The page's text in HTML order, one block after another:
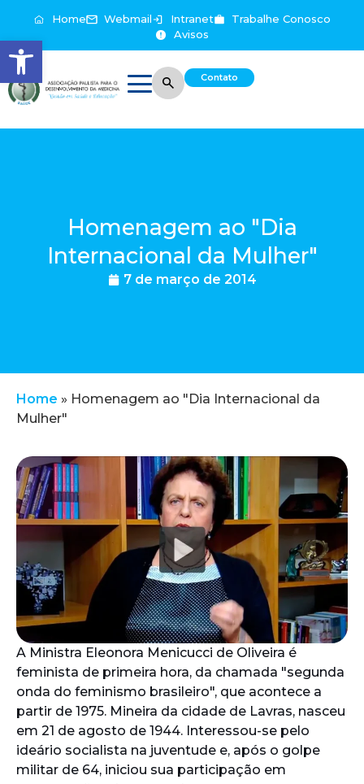
Abrir a barra de ferramentas
Home Webmail Intranet
Trabalhe Conosco
Avisos
Contato
Homenagem ao "Dia
Internacional da Mulher"
7 de março de 2014
Home » Homenagem ao "Dia Internacional da
Mulher"
A Ministra Eleonora Menicucci de Oliveira é
feminista de primeira hora, da chamada "segunda
onda do feminismo brasileiro", que acontece a
partir de 1975. Mineira da cidade de Lavras, nasceu
em 21 de agosto de 1944. Interessou-se pelo
ideário socialista na juventude e, após o golpe
militar de 64, iniciou sua participação em